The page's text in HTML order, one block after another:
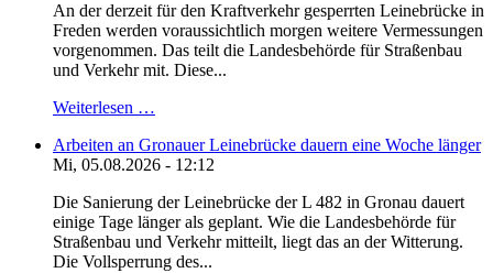
An der derzeit für den Kraftverkehr gesperrten Leinebrücke in
Freden werden voraussichtlich morgen weitere Vermessungen
vorgenommen. Das teilt die Landesbehörde für Straßenbau
und Verkehr mit. Diese...
Weiterlesen …
Arbeiten an Gronauer Leinebrücke dauern eine Woche länger
Mi, 05.08.2026 - 12:12
Die Sanierung der Leinebrücke der L 482 in Gronau dauert
einige Tage länger als geplant. Wie die Landesbehörde für
Straßenbau und Verkehr mitteilt, liegt das an der Witterung.
Die Vollsperrung des...